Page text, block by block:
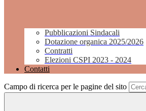
Pubblicazioni Sindacali
Dotazione organica 2025/2026
Contratti
Elezioni CSPI 2023 - 2024
Contatti
Campo di ricerca per le pagine del sito